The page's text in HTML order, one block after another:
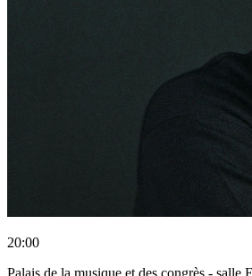
20:00
Palais de la musique et des congrès - salle